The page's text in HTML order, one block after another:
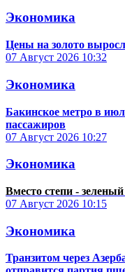
Экономика
Цены на золото
07 Август 2026 10:32
Экономика
Бакинское метро в
пассажиров
07 Август 2026 10:27
Экономика
Вместо степи - зеленый
07 Август 2026 10:15
Экономика
Транзитом через